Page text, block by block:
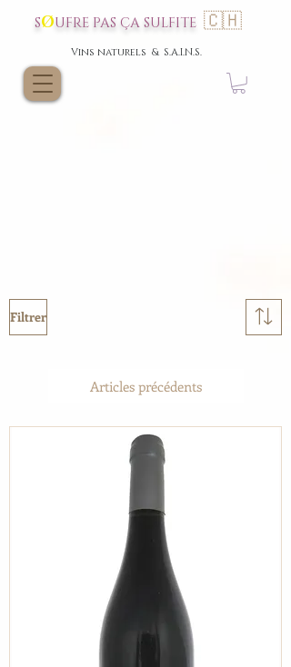
SØUFRE PAS ÇA SULFITE 🇨🇭
Vins naturels & S.A.I.N.S.
Filtrer
Articles précédents